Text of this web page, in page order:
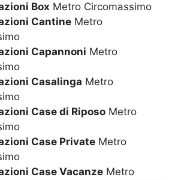
Box Metro Circomassimo
Cantine Metro
Capannoni Metro
Casalinga Metro
Case di Riposo Metro
Case Private Metro
Case Vacanze Metro